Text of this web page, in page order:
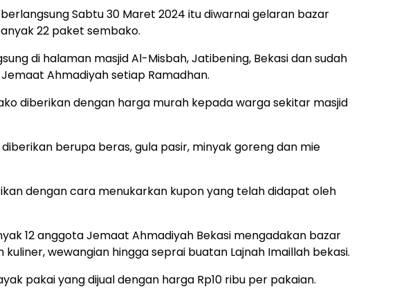
Sabtu 30 Maret 2024 itu diwarnai gelaran bazar
22 paket sembako.
di halaman masjid Al-Misbah, Jatibening, Bekasi dan sudah
Ahmadiyah setiap Ramadhan.
diberikan dengan harga murah kepada warga sekitar masjid
berupa beras, gula pasir, minyak goreng dan mie
dengan cara menukarkan kupon yang telah didapat oleh
12 anggota Jemaat Ahmadiyah Bekasi mengadakan bazar
wewangian hingga seprai buatan Lajnah Imaillah bekasi.
pakai yang dijual dengan harga Rp10 ribu per pakaian.